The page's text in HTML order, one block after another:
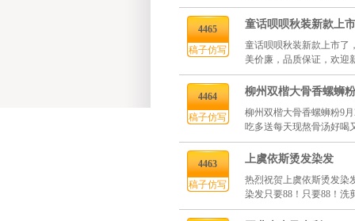
4465
稿子仿写
童话呗呗秋装新款上
童话呗呗秋装新款上市了
美价廉，品质保证，欢迎
4464
稿子仿写
柳州双楷大骨香螺蛳粉
柳州双楷大骨香螺蛳粉9
吃多送每天现熬骨汤好喝
4463
稿子仿写
上虞依斯烫发染发
热烈祝贺上虞依斯烫发染
染发只要88！只要88！洗